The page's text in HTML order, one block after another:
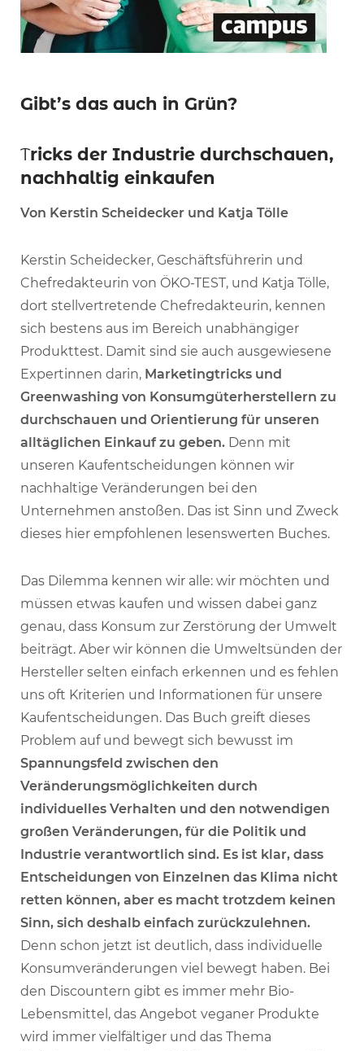
Gibt’s das auch in Grün?
Tricks der Industrie durchschauen,
nachhaltig einkaufen
Von Kerstin Scheidecker und Katja Tölle
Kerstin Scheidecker, Geschäftsführerin und
Chefredakteurin von ÖKO-TEST, und Katja Tölle,
dort stellvertretende Chefredakteurin, kennen
sich bestens aus im Bereich unabhängiger
Produkttest. Damit sind sie auch ausgewiesene
Expertinnen darin, Marketingtricks und
Greenwashing von Konsumgüterherstellern zu
durchschauen und Orientierung für unseren
alltäglichen Einkauf zu geben. Denn mit
unseren Kaufentscheidungen können wir
nachhaltige Veränderungen bei den
Unternehmen anstoßen. Das ist Sinn und Zweck
dieses hier empfohlenen lesenswerten Buches.
Das Dilemma kennen wir alle: wir möchten und
müssen etwas kaufen und wissen dabei ganz
genau, dass Konsum zur Zerstörung der Umwelt
beiträgt. Aber wir können die Umweltsünden der
Hersteller selten einfach erkennen und es fehlen
uns oft Kriterien und Informationen für unsere
Kaufentscheidungen. Das Buch greift dieses
Problem auf und bewegt sich bewusst im
Spannungsfeld zwischen den
Veränderungsmöglichkeiten durch
individuelles Verhalten und den notwendigen
großen Veränderungen, für die Politik und
Industrie verantwortlich sind. Es ist klar, dass
Entscheidungen von Einzelnen das Klima nicht
retten können, aber es macht trotzdem keinen
Sinn, sich deshalb einfach zurückzulehnen.
Denn schon jetzt ist deutlich, dass individuelle
Konsumveränderungen viel bewegt haben. Bei
den Discountern gibt es immer mehr Bio-
Lebensmittel, das Angebot veganer Produkte
wird immer vielfältiger und das Thema